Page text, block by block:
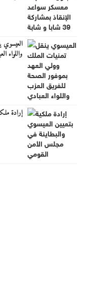
العيسوي
واللواء
إرادة